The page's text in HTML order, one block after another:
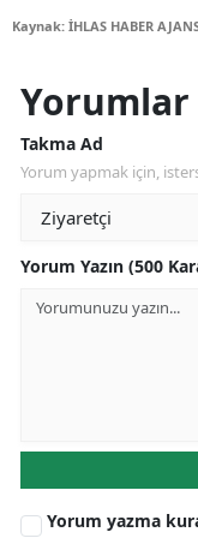
Kaynak: İHLAS HABER
Yorumlar
Takma Ad
Yorum yapmak için,
Yorum Yazın (500
Yorum yazma